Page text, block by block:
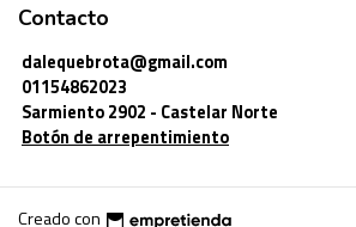
Contacto
dalequebrota@gmail.com
01154862023
Sarmiento 2902 - Castelar Norte
Botón de arrepentimiento
Creado con